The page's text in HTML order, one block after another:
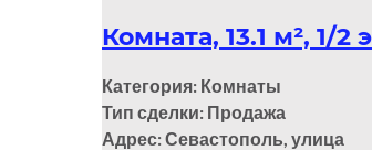
Комната, 13.1 м², 1/2
Категория: Комнаты
Тип сделки: Продажа
Адрес: Севастополь, улица